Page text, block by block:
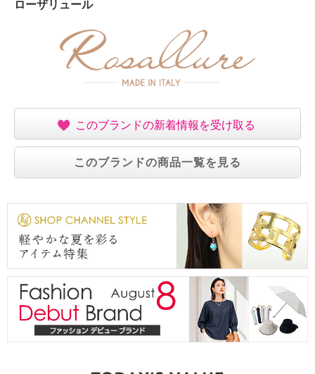
ローザリュール
このブランドの新着情報を受け取る
このブランドの商品一覧を見る